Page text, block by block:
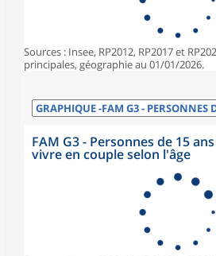
Sources : Insee, RP2012, RP2017 et
principales, géographie au 01/01/2026.
FAM G3 - Personnes de 15
vivre en couple selon l'âge